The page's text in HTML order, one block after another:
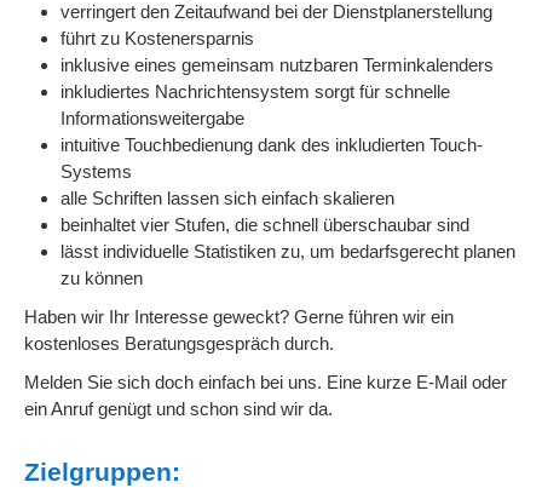
verringert den Zeitaufwand bei der Dienstplanerstellung
führt zu Kostenersparnis
inklusive eines gemeinsam nutzbaren Terminkalenders
inkludiertes Nachrichtensystem sorgt für schnelle
Informationsweitergabe
intuitive Touchbedienung dank des inkludierten Touch-
Systems
alle Schriften lassen sich einfach skalieren
beinhaltet vier Stufen, die schnell überschaubar sind
lässt individuelle Statistiken zu, um bedarfsgerecht planen
zu können
Haben wir Ihr Interesse geweckt? Gerne führen wir ein
kostenloses Beratungsgespräch durch.
Melden Sie sich doch einfach bei uns. Eine kurze E-Mail oder
ein Anruf genügt und schon sind wir da.
Zielgruppen: